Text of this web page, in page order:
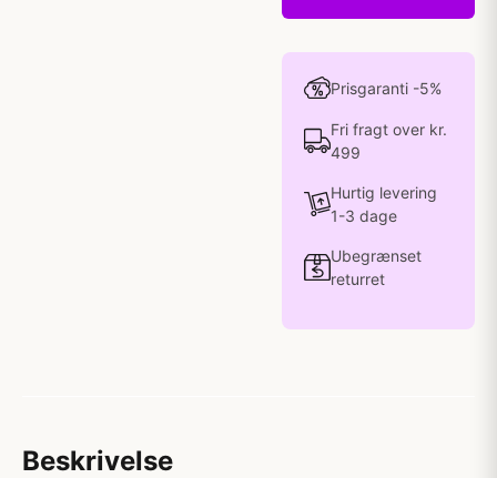
Prisgaranti -5%
Fri fragt over kr.
499
Hurtig levering
1-3 dage
Ubegrænset
returret
Beskrivelse